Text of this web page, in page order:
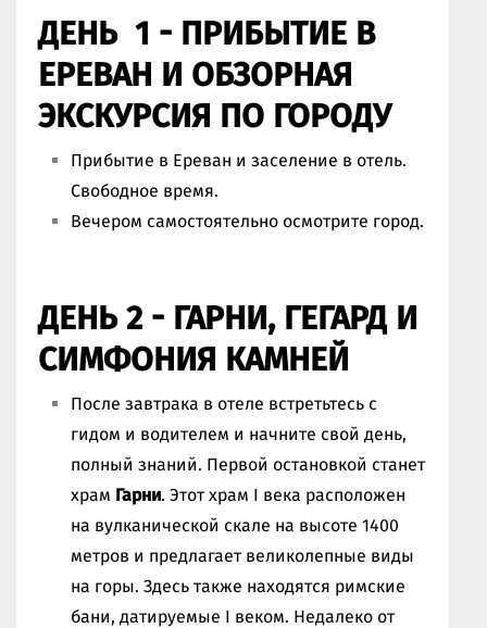
ДЕНЬ 1 - ПРИБЫТИЕ В
ЕРЕВАН И ОБЗОРНАЯ
ЭКСКУРСИЯ ПО ГОРОДУ
Прибытие в Ереван и заселение в отель.
Свободное время.
Вечером самостоятельно осмотрите город.
ДЕНЬ 2 - ГАРНИ, ГЕГАРД И
СИМФОНИЯ КАМНЕЙ
После завтрака в отеле встретьтесь с
гидом и водителем и начните свой день,
полный знаний. Первой остановкой станет
храм Гарни. Этот храм I века расположен
на вулканической скале на высоте 1400
метров и предлагает великолепные виды
на горы. Здесь также находятся римские
бани, датируемые I веком. Недалеко от